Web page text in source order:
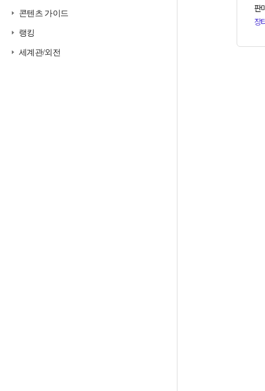
콘텐츠 가이드
랭킹
세계관/외전
판
장